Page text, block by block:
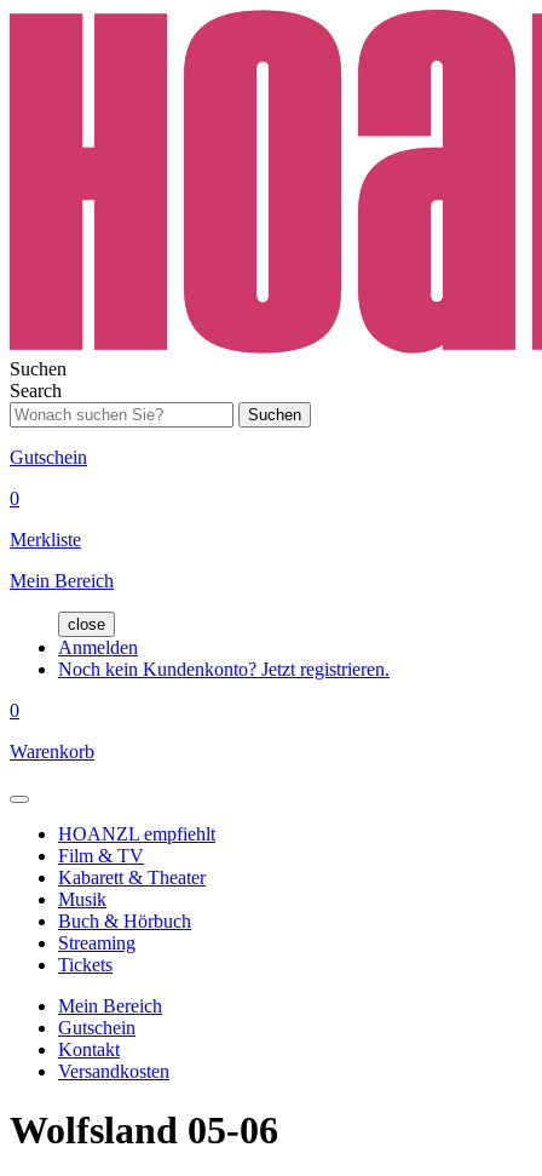
Suchen
Search
Suchen
Gutschein
0
Merkliste
Mein Bereich
close
Anmelden
Noch kein Kundenkonto? Jetzt registrieren.
0
Warenkorb
HOANZL empfiehlt
Film & TV
Kabarett & Theater
Musik
Buch & Hörbuch
Streaming
Tickets
Mein Bereich
Gutschein
Kontakt
Versandkosten
Wolfsland 05-06